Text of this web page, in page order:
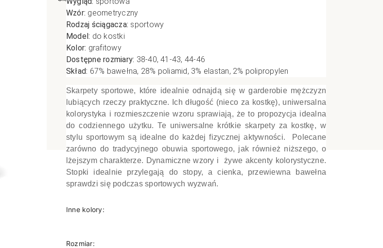
OPAKOWANIA
Antypoślizgowe
Do spania
Rozmiar XL
Sportowe
Ciepłe
NOWOŚCI
Wzór: geometryczny
Rodzaj ściągacza: sportowy
Model: do kostki
Kolor: grafitowy
Dostępne rozmiary: 38-40, 41-43, 44-46
Skład: 67% bawełna, 28% poliamid, 3% elastan, 2% polipropylen
Skarpety sportowe, które idealnie odnajdą się w garderobie mężczyzn
lubiących rzeczy praktyczne. Ich długość (nieco za kostkę), uniwersalna
kolorystyka i rozmieszczenie wzoru sprawiają, że to propozycja idealna
do codziennego użytku. Te uniwersalne krótkie skarpety za kostkę, w
stylu sportowym są idealne do każdej fizycznej aktywności. Polecane
zarówno do tradycyjnego obuwia sportowego, jak również niższego, o
lżejszym charakterze. Dynamiczne wzory i żywe akcenty kolorystyczne.
Stopki idealnie przylegają do stopy, a cienka, przewiewna bawełna
sprawdzi się podczas sportowych wyzwań.
Inne kolory:
Rozmiar: